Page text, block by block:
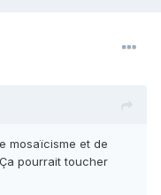
mosaïcisme et de
pourrait toucher